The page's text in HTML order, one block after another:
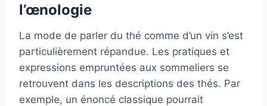
l’œnologie
La mode de parler du thé comme d’un vin s’est
particulièrement répandue. Les pratiques et
expressions empruntées aux sommeliers se
retrouvent dans les descriptions des thés. Par
exemple, un énoncé classique pourrait